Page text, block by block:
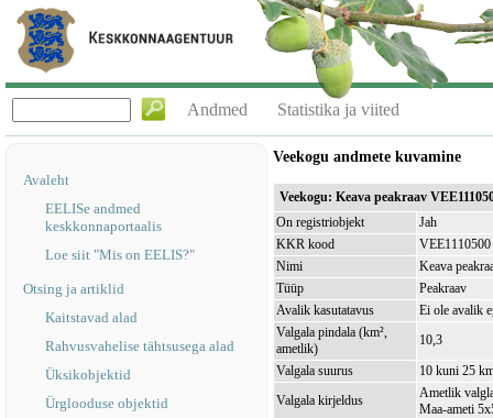
Andmed Statistika ja viited
Avaleht
EELISe andmed
keskkonnaportaalis
Loe siit "Mis on EELIS?"
Otsing ja artiklid
Kaitstavad alad
Rahvusvahelise tähtsusega alad
Üksikobjektid
Ürglooduse objektid
Veekogu andmete kuvamine
Veekogu: Keava peakraav
On registriobjekt
Jah
KKR kood
VEE1110500
Nimi
Keava
Tüüp
Peakraav
Avalik kasutatavus
Ei ole avalik
Valgala pindala (km²,
ametlik)
10,3
Valgala suurus
10 kuni 25
Valgala kirjeldus
Ametlik
Maa-ameti